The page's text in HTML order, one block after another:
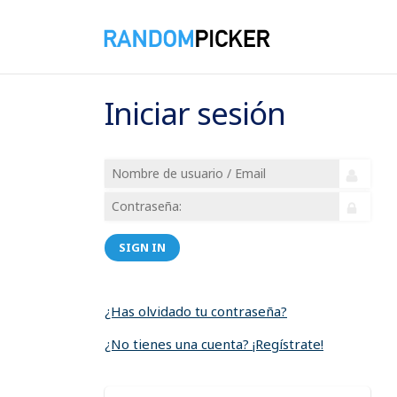
Iniciar sesión
SIGN IN
¿Has olvidado tu contraseña?
¿No tienes una cuenta? ¡Regístrate!